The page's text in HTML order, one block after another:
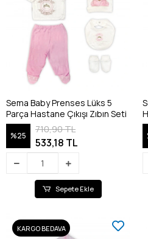
Sema Baby Prenses Lüks 5
Parça Hastane Çıkışı Zıbın Seti
%25
710,90 TL
533,18 TL
Sepete Ekle
KARGO BEDAVA